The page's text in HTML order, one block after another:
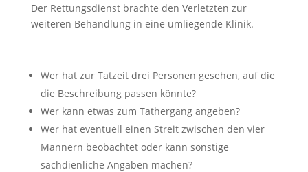
Der Rettungsdienst brachte den Verletzten zur
weiteren Behandlung in eine umliegende Klinik.
Wer hat zur Tatzeit drei Personen gesehen, auf die
die Beschreibung passen könnte?
Wer kann etwas zum Tathergang angeben?
Wer hat eventuell einen Streit zwischen den vier
Männern beobachtet oder kann sonstige
sachdienliche Angaben machen?